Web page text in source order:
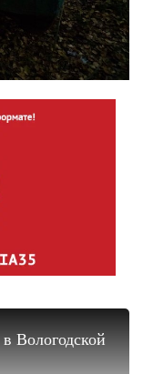
Вологодской